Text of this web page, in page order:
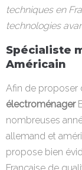
techniques en
technologies
Spécialiste
Américain
Afin de proposer
électroménager
nombreuses
allemand et
propose bien